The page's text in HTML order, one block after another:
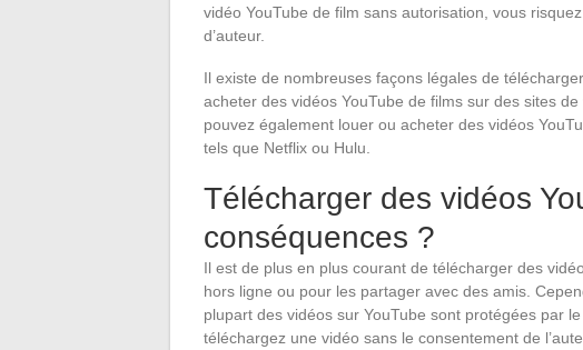
vidéo YouTube de film sans autorisation, vous
d’auteur.
Il existe de nombreuses façons légales de
acheter des vidéos YouTube de films sur des sites
pouvez également louer ou acheter des vidéos
tels que Netflix ou Hulu.
Télécharger des vidéos
conséquences ?
Il est de plus en plus courant de télécharger des
hors ligne ou pour les partager avec des amis.
plupart des vidéos sur YouTube sont protégées par
téléchargez une vidéo sans le consentement de